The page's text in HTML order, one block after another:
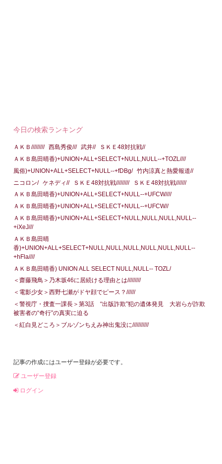
今日の検索ランキング
ＡＫＢ///////// 西島秀俊/// 武井//
ＳＫＥ48対抗戦//
ＡＫＢ島田晴香)+UNION+ALL+SELECT+NULL,NULL--+TOZL////
風俗)+UNION+ALL+SELECT+NULL--+fDBg/ 竹内涼真と熱愛報道//
ニコロン/ ケネディ// ＳＫＥ48対抗戦/////////
ＳＫＥ48対抗戦///////
ＡＫＢ島田晴香)+UNION+ALL+SELECT+NULL--+UFCW////
ＡＫＢ島田晴香)+UNION+ALL+SELECT+NULL--+UFCW//
ＡＫＢ島田晴香)+UNION+ALL+SELECT+NULL,NULL,NULL,NULL--
+iXeJ///
ＡＫＢ島田晴
香)+UNION+ALL+SELECT+NULL,NULL,NULL,NULL,NULL,NULL--
+hFla////
ＡＫＢ島田晴香) UNION ALL SELECT NULL,NULL-- TOZL/
＜齋藤飛鳥＞乃木坂46に居続ける理由とは/////////
＜電影少女＞西野七瀬がドヤ顔でピース？//////
＜警視庁・捜査一課長＞第3話 “出版詐欺”犯の遺体発見 大岩らが詐欺
被害者の“奇行”の真実に迫る
＜紅白見どころ＞ブルゾンちえみ神出鬼没に///////////
記事の作成にはユーザー登録が必要です。
ユーザー登録
ログイン